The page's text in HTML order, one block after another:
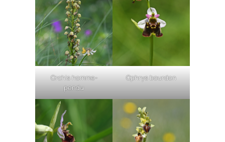
Orchis homme-
pendu
Ophrys bourdon